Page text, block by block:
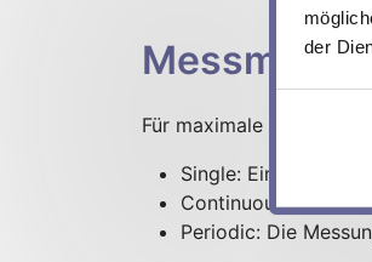
der
Messmodi
Für maximale Flexibilität
Single: Eine
Continuous: Der
Periodic: Die